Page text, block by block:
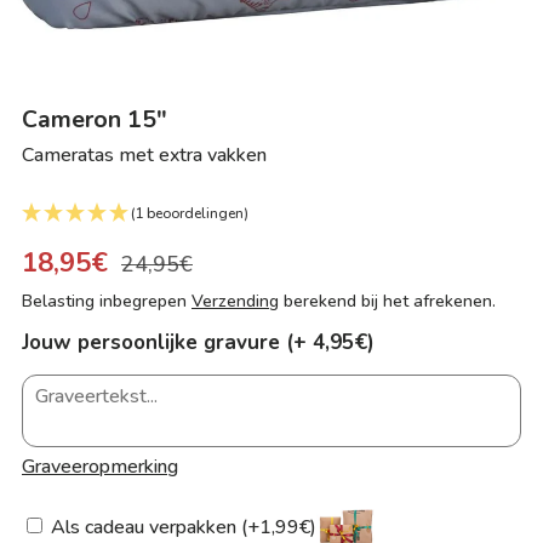
Cameron 15"
Cameratas met extra vakken
(1 beoordelingen)
18,95€ 24,95€
Belasting inbegrepen Verzending berekend bij het afrekenen.
Jouw persoonlijke gravure (+ 4,95€)
Graveeropmerking
Als cadeau verpakken (+1,99€)